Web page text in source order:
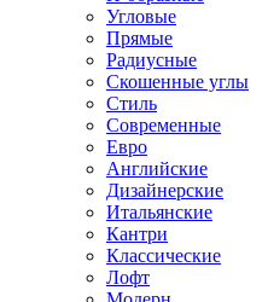
Угловые
Прямые
Радиусные
Скошенные углы
Стиль
Современные
Евро
Английские
Дизайнерские
Итальянские
Кантри
Классические
Лофт